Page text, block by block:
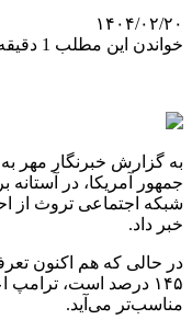
۱۴۰۴/۰۲/۲۰
خواندن این مطلب 1 دقیقه زمان میبرد
به گزارش خبرنگار مهر به
جمهور آمریکا، در
شبکه اجتماعی تروث از
خبر داد.
در حالی که هم اکنون
مناسب‌تر می‌آید.